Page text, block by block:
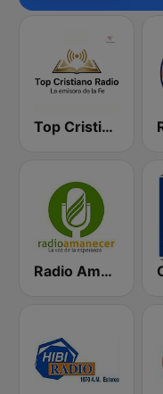
Top Cristiano Radio
Radio Amanecer Internacional